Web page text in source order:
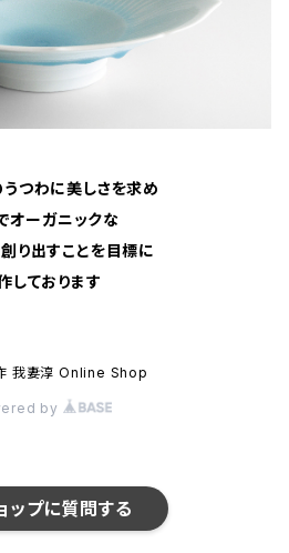
つわに美しさを求め
オーガニックな
り出すことを目標に
しております
我妻淳 Online Shop
by
ップに質問する